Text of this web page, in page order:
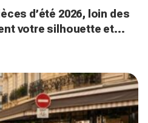
d’été 2026, loin des
votre silhouette et
Gen Z